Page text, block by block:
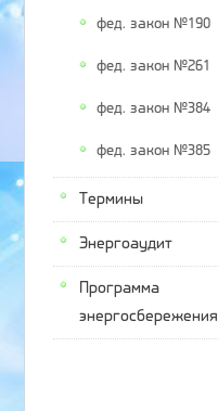
фед. закон №190
фед. закон №261
фед. закон №384
фед. закон №385
Термины
Энергоаудит
Программа
энергосбережения